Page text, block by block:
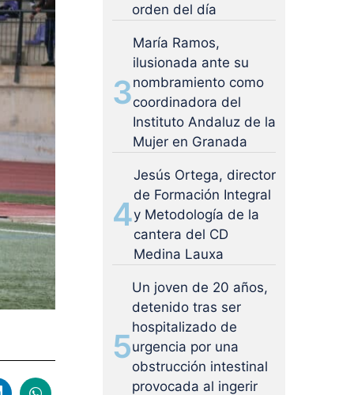
orden del día
3
María Ramos,
ilusionada ante su
nombramiento como
coordinadora del
Instituto Andaluz de la
Mujer en Granada
4
Jesús Ortega, director
de Formación Integral
y Metodología de la
cantera del CD
Medina Lauxa
5
Un joven de 20 años,
detenido tras ser
hospitalizado de
urgencia por una
obstrucción intestinal
provocada al ingerir